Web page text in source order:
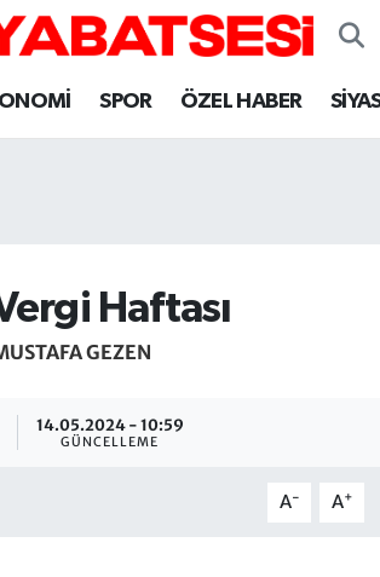
SPOR ÖZEL HABER
Haftası
GEZEN
14.05.2024 - 10:59
GÜNCELLEME
A- A+
Eczaneler
Yoğunluk Haritası
Durumu ve Fikstür